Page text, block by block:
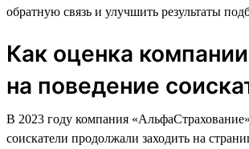
обратную связь и улучшить результаты
Как оценка
на поведение
В 2023 году компания
соискатели продолжали заходить на